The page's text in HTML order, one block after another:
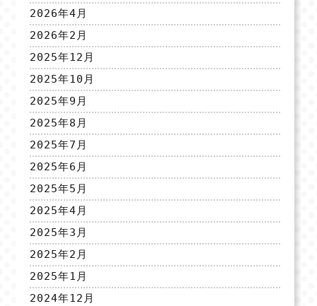
2026年4月
2026年2月
2025年12月
2025年10月
2025年9月
2025年8月
2025年7月
2025年6月
2025年5月
2025年4月
2025年3月
2025年2月
2025年1月
2024年12月